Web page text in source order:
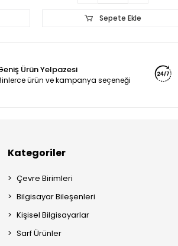
Sepete Ekle
Ürün Yelpazesi
ürün ve kampanya seçeneği
Kategoriler
Çevre Birimleri
Bilgisayar Bileşenleri
Kişisel Bilgisayarlar
Sarf Ürünler